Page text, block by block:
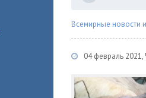
Всемирные новости
04 февраль 2021,